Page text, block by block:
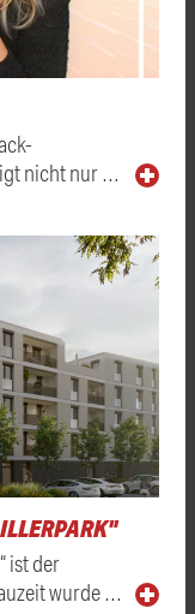
nicht nur …
ist der
wurde …